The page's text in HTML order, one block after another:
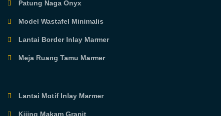
Patung Naga Onyx
Model Wastafel Minimalis
Lantai Border Inlay Marmer
Meja Ruang Tamu Marmer
Lantai Motif Inlay Marmer
Kijing Makam Granit